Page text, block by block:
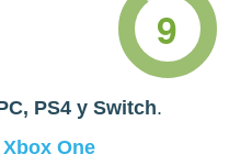
9
PS4 y Switch.
Xbox One